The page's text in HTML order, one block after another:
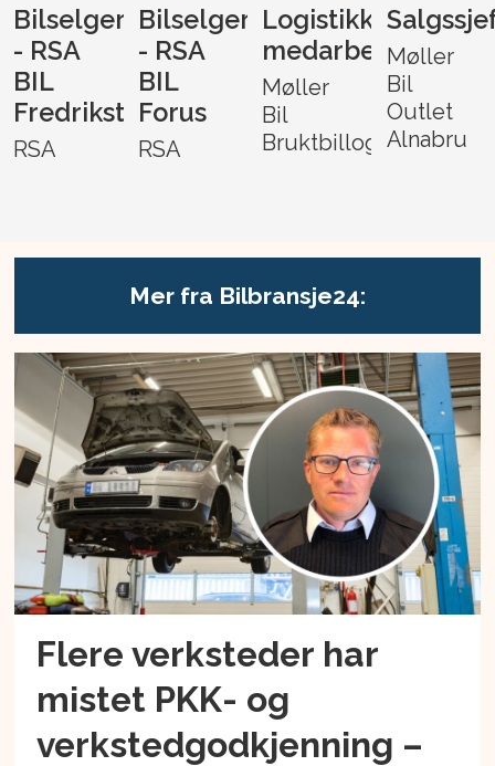
Bilselger
- RSA
BIL
Fredrikstad
RSA
Bilselger
- RSA
BIL
Forus
RSA
Logistikk-
medarbeider
Møller
Bil
Bruktbillogistikk
Møller
Bil
Outlet
Alnabru
Mer fra Bilbransje24:
Flere verksteder har
mistet PKK- og
verkstedgodkjenning –